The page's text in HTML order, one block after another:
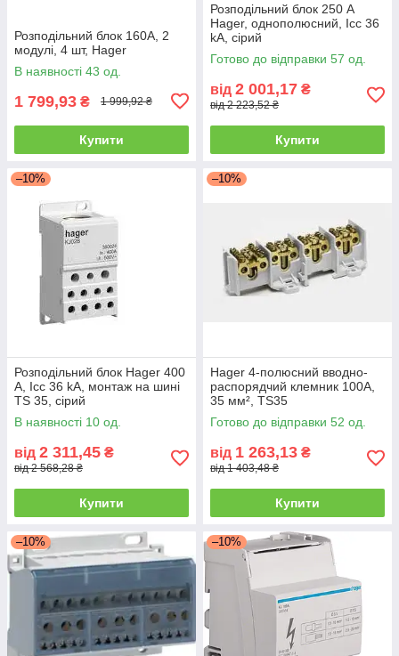
Розподільний блок 160А, 2
модулі, 4 шт, Hager
В наявності 43 од.
1 799,93 ₴ 1 999,92 ₴
Купити
Розподільний блок 250 А
Hager, однополюсний, Icc 36
kA, сірий
Готово до відправки 57 од.
від 2 001,17 ₴
від 2 223,52 ₴
Купити
–10%
Розподільний блок Hager 400
А, Icc 36 kA, монтаж на шині
TS 35, сірий
В наявності 10 од.
від 2 311,45 ₴
від 2 568,28 ₴
Купити
–10%
Hager 4-полюсний вводно-
распорядчий клемник 100А,
35 мм², TS35
Готово до відправки 52 од.
від 1 263,13 ₴
від 1 403,48 ₴
Купити
–10% –10%